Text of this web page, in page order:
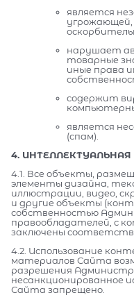
является
угрожающей,
нарушает
товарные
иные права
содержит
является
(спам).
4.
4.1. Все объекты,
элементы дизайна,
иллюстрации, видео,
и другие объекты
собственностью
правообладателей, с
заключены
4.2. Использование
материалов Сайта
разрешения
несанкционированное
Сайта запрещено.